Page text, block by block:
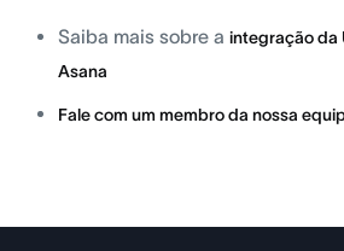
Saiba mais sobre a integração da
Asana
Fale com um membro da nossa